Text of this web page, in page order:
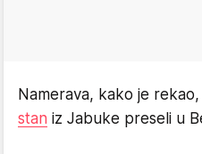
Namerava, kako je
stan iz Jabuke preseli u